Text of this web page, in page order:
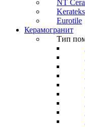
NT
Kerateks
Eurotile
Керамогранит
Тип